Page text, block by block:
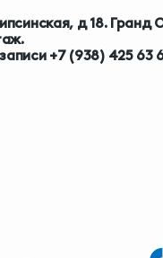
д 18. Гранд
+7 (938) 425 63